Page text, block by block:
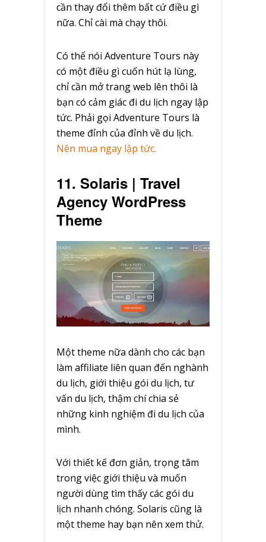
cần thay đổi thêm bất cứ điều gì
nữa. Chỉ cài mà chạy thôi.
Có thể nói Adventure Tours này
có một điều gì cuốn hút lạ lùng,
chỉ cần mở trang web lên thôi là
bạn có cảm giác đi du lịch ngay lập
tức. Phải gọi Adventure Tours là
theme đỉnh của đỉnh về du lịch.
Nên mua ngay lập tức.
11. Solaris | Travel
Agency WordPress
Theme
Một theme nữa dành cho các bạn
làm affiliate liên quan đến nghành
du lịch, giới thiệu gói du lịch, tư
vấn du lịch, thậm chí chia sẻ
những kinh nghiệm đi du lịch của
mình.
Với thiết kế đơn giản, trọng tâm
trong việc giới thiệu và muốn
người dùng tìm thấy các gói du
lịch nhanh chóng. Solaris cũng là
một theme hay bạn nên xem thử.